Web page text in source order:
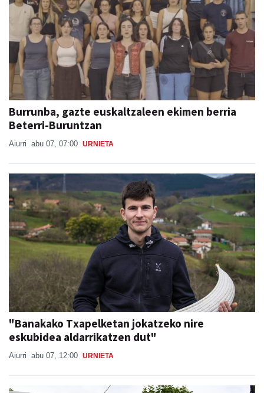
Burrunba, gazte euskaltzaleen ekimen berria
Beterri-Buruntzan
Aiurri abu 07, 07:00 URNIETA
"Banakako Txapelketan jokatzeko nire
eskubidea aldarrikatzen dut"
Aiurri abu 07, 12:00 URNIETA